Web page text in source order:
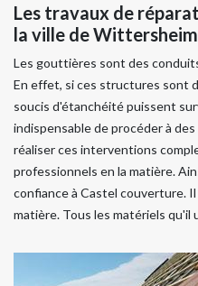
Les travaux de
la ville de
Les gouttières sont des
En effet, si ces structures sont
soucis d'étanchéité puissent
indispensable de procéder à
réaliser ces interventions
professionnels en la matière.
confiance à Castel couverture.
matière. Tous les matériels qu'il